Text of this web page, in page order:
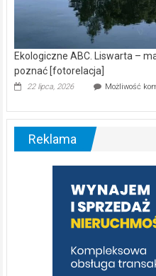
Ekologiczne ABC. Liswarta –
poznać [fotorelacja]
22 lipca, 2026 Możliwość
Reklama